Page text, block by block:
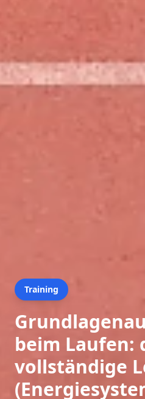
Training
beim Laufen:
vollständige